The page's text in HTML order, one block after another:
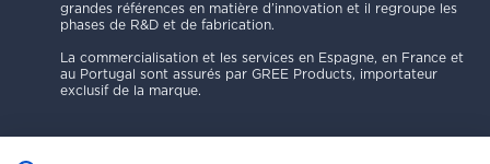
grandes références en matière d’innovation et il regroupe les
phases de R&D et de fabrication.
La commercialisation et les services en Espagne, en France et
au Portugal sont assurés par GREE Products, importateur
exclusif de la marque.